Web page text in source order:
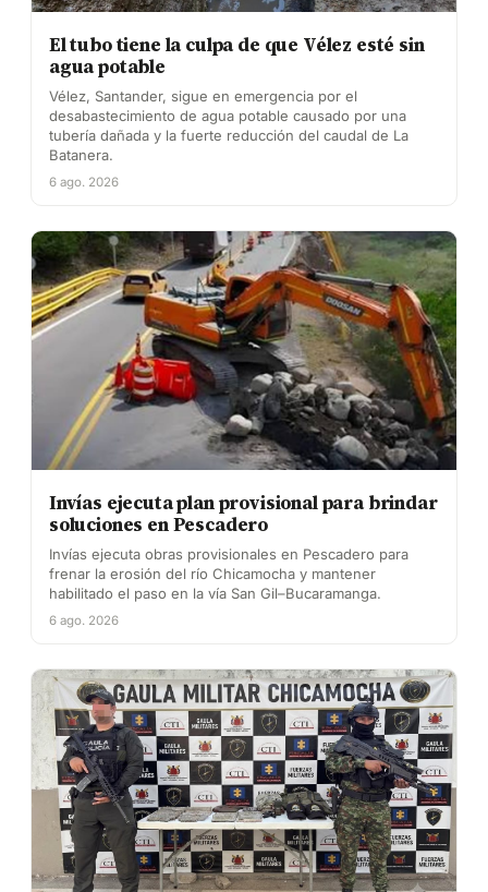
El tubo tiene la culpa de que Vélez esté sin
agua potable
Vélez, Santander, sigue en emergencia por el
desabastecimiento de agua potable causado por una
tubería dañada y la fuerte reducción del caudal de La
Batanera.
6 ago. 2026
Invías ejecuta plan provisional para brindar
soluciones en Pescadero
Invías ejecuta obras provisionales en Pescadero para
frenar la erosión del río Chicamocha y mantener
habilitado el paso en la vía San Gil–Bucaramanga.
6 ago. 2026